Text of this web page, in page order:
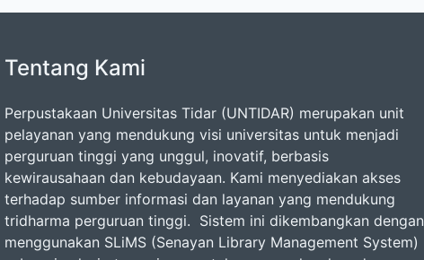
Tentang Kami
Perpustakaan Universitas Tidar (UNTIDAR) merupakan unit
pelayanan yang mendukung visi universitas untuk menjadi
perguruan tinggi yang unggul, inovatif, berbasis
kewirausahaan dan kebudayaan. Kami menyediakan akses
terhadap sumber informasi dan layanan yang mendukung
tridharma perguruan tinggi. Sistem ini dikembangkan dengan
menggunakan SLiMS (Senayan Library Management System)